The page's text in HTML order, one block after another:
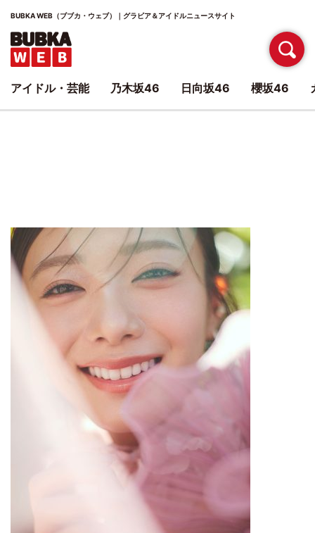
BUBKA WEB（ブブカ・ウェブ）｜グラビア＆アイドルニュースサイト
アイドル・芸能 乃木坂46 日向坂46 櫻坂46